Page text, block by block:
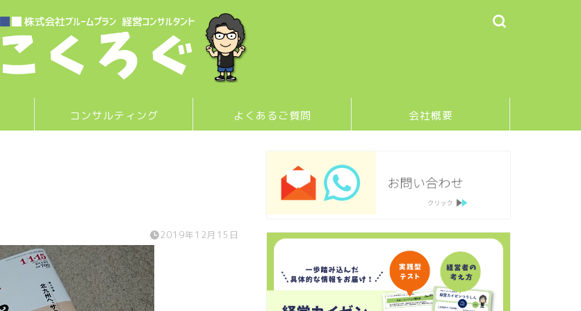
コンサルティング よくあるご質問 会社概要
2019年12月15日